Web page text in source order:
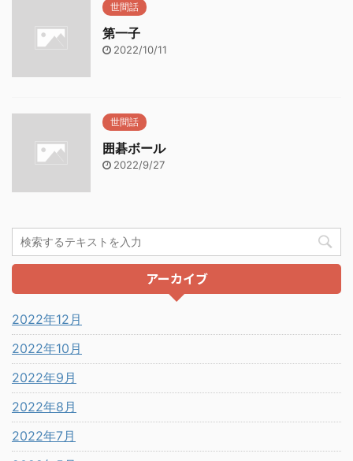
世間話
第一子
2022/10/11
世間話
囲碁ボール
2022/9/27
アーカイブ
2022年12月
2022年10月
2022年9月
2022年8月
2022年7月